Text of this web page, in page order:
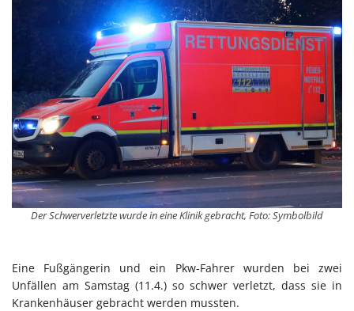
Der Schwerverletzte wurde in eine Klinik gebracht, Foto: Symbolbild
Eine Fußgängerin und ein Pkw-Fahrer wurden bei zwei
Unfällen am Samstag (11.4.) so schwer verletzt, dass sie in
Krankenhäuser gebracht werden mussten.